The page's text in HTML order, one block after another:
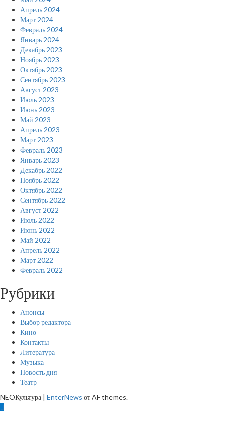
Апрель 2024
Март 2024
Февраль 2024
Январь 2024
Декабрь 2023
Ноябрь 2023
Октябрь 2023
Сентябрь 2023
Август 2023
Июль 2023
Июнь 2023
Май 2023
Апрель 2023
Март 2023
Февраль 2023
Январь 2023
Декабрь 2022
Ноябрь 2022
Октябрь 2022
Сентябрь 2022
Август 2022
Июль 2022
Июнь 2022
Май 2022
Апрель 2022
Март 2022
Февраль 2022
Рубрики
Анонсы
Выбор редактора
Кино
Контакты
Литература
Музыка
Новость дня
Театр
NEOКультура | EnterNews от AF themes.